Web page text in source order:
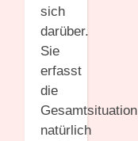
sich
darüber.
Sie
erfasst
die
Gesamtsituation
natürlich